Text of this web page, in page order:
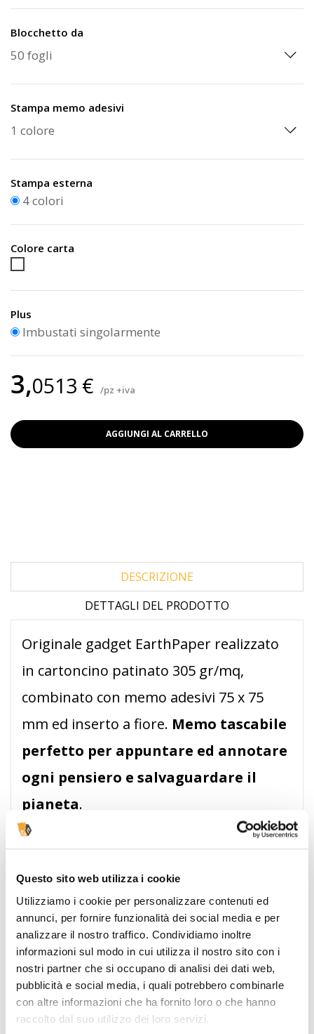
Questo sito web utilizza i cookie
Utilizziamo i cookie per personalizzare contenuti ed
annunci, per fornire funzionalità dei social media e per
analizzare il nostro traffico. Condividiamo inoltre
informazioni sul modo in cui utilizza il nostro sito con i
nostri partner che si occupano di analisi dei dati web,
pubblicità e social media, i quali potrebbero combinarle
con altre informazioni che ha fornito loro o che hanno
raccolto dal suo utilizzo dei loro servizi.
Blocchetto da
Stampa memo adesivi
Stampa esterna
4 colori
Colore carta
Bianco
Plus
Imbustati singolarmente
3,0513 € /pz +iva
AGGIUNGI AL CARRELLO
DESCRIZIONE
DETTAGLI DEL PRODOTTO
Originale gadget EarthPaper realizzato
in cartoncino patinato 305 gr/mq,
combinato con memo adesivi 75 x 75
mm ed inserto a fiore. Memo tascabile
perfetto per appuntare ed annotare
ogni pensiero e salvaguardare il
pianeta.
Gadget completamente personalizzatocon il
vostro logo e l'immagine aziendale. Unmodo
trasmettere i valori di crescita, rispetto
dell'ambiente, sostenibilità e visione del futuro
su cui si basa la vostra azienda.
Questa speciale linea di blocchetti adesivi
pocket 75x75 da 50 fogli incollato su terza di
copertasono stampati su carta bianca per dare
un maggior risalto ad ogni tipo di logo o brand
aziendale.